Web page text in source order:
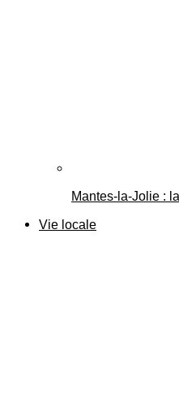
Mantes-la-Jolie :
Vie locale